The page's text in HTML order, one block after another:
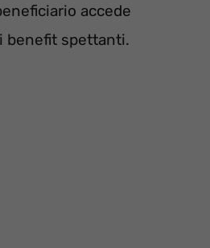
accede
benefit spettanti.